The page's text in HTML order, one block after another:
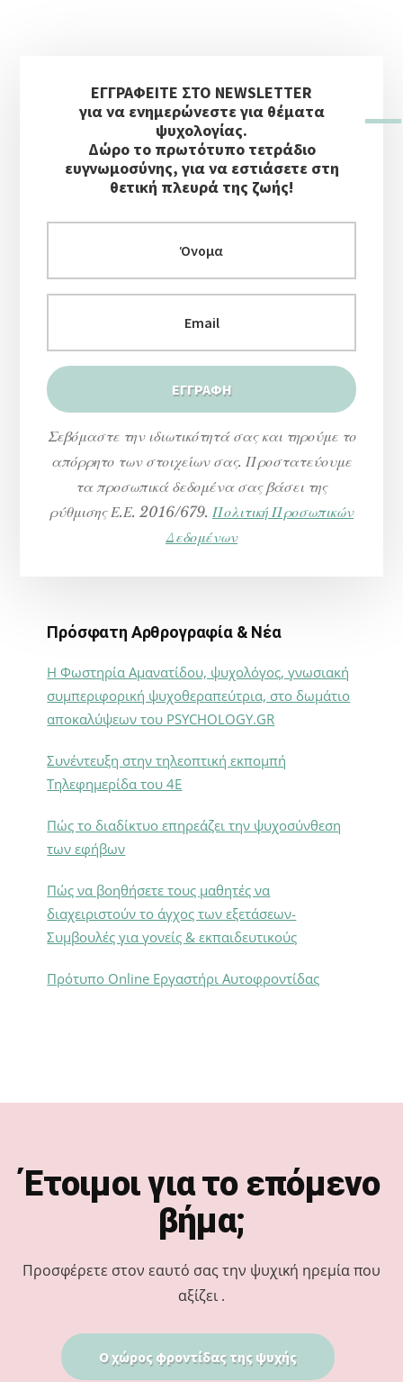
ΑΝΆΠΤΥΞΗΣ”
ΠλευρικήΕΓΓΡΑΦΕΙΤΕ ΣΤΟ NEWSLETTER
για να ενημερώνεστε για θέματα
ψυχολογίας.
Δώρο το πρωτότυπο τετράδιο
ευγνωμοσύνης, για να εστιάσετε στη
θετική πλευρά της ζωής!
Σεβόμαστε την ιδιωτικότητά σας και τηρούμε το
απόρρητο των στοιχείων σας. Προστατεύουμε
τα προσωπικά δεδομένα σας βάσει της
ρύθμισης Ε.Ε. 2016/679. Πολιτική Προσωπικών
Δεδομένων
Πρόσφατη Αρθρογραφία & Νέα
Η Φωστηρία Αμανατίδου, ψυχολόγος, γνωσιακή
συμπεριφορική ψυχοθεραπεύτρια, στο δωμάτιο
αποκαλύψεων του PSYCHOLOGY.GR
Συνέντευξη στην τηλεοπτική εκπομπή
Τηλεφημερίδα του 4Ε
Πώς το διαδίκτυο επηρεάζει την ψυχοσύνθεση
των εφήβων
Πώς να βοηθήσετε τους μαθητές να
διαχειριστούν το άγχος των εξετάσεων-
Συμβουλές για γονείς & εκπαιδευτικούς
Πρότυπο Online Εργαστήρι Αυτοφροντίδας
Έτοιμοι για το επόμενο
βήμα;
Προσφέρετε στον εαυτό σας την ψυχική ηρεμία που
αξίζει .
Ο χώρος φροντίδας της ψυχής